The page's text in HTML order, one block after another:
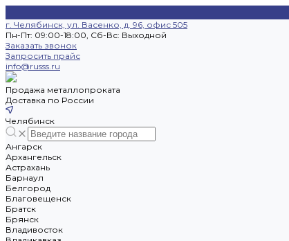
г. Челябинск, ул. Васенко, д. 96, офис 505
Пн-Пт: 09:00-18:00, Cб-Вс: Выходной
Заказать звонок
Запросить прайс
info@russs.ru
Продажа металлопроката
Доставка по России
Челябинск
Ангарск
Архангельск
Астрахань
Барнаул
Белгород
Благовещенск
Братск
Брянск
Владивосток